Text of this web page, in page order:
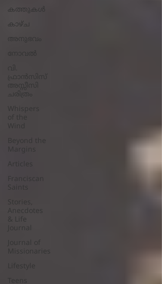
കത്തുകൾ
കാഴ്ച
അനുഭവം
ഫ്രാൻസിസ്
അസ്സീസി
Whispers
of the
Wind
Stories,
Anecdotes
& Life
Journal of
Missionaries